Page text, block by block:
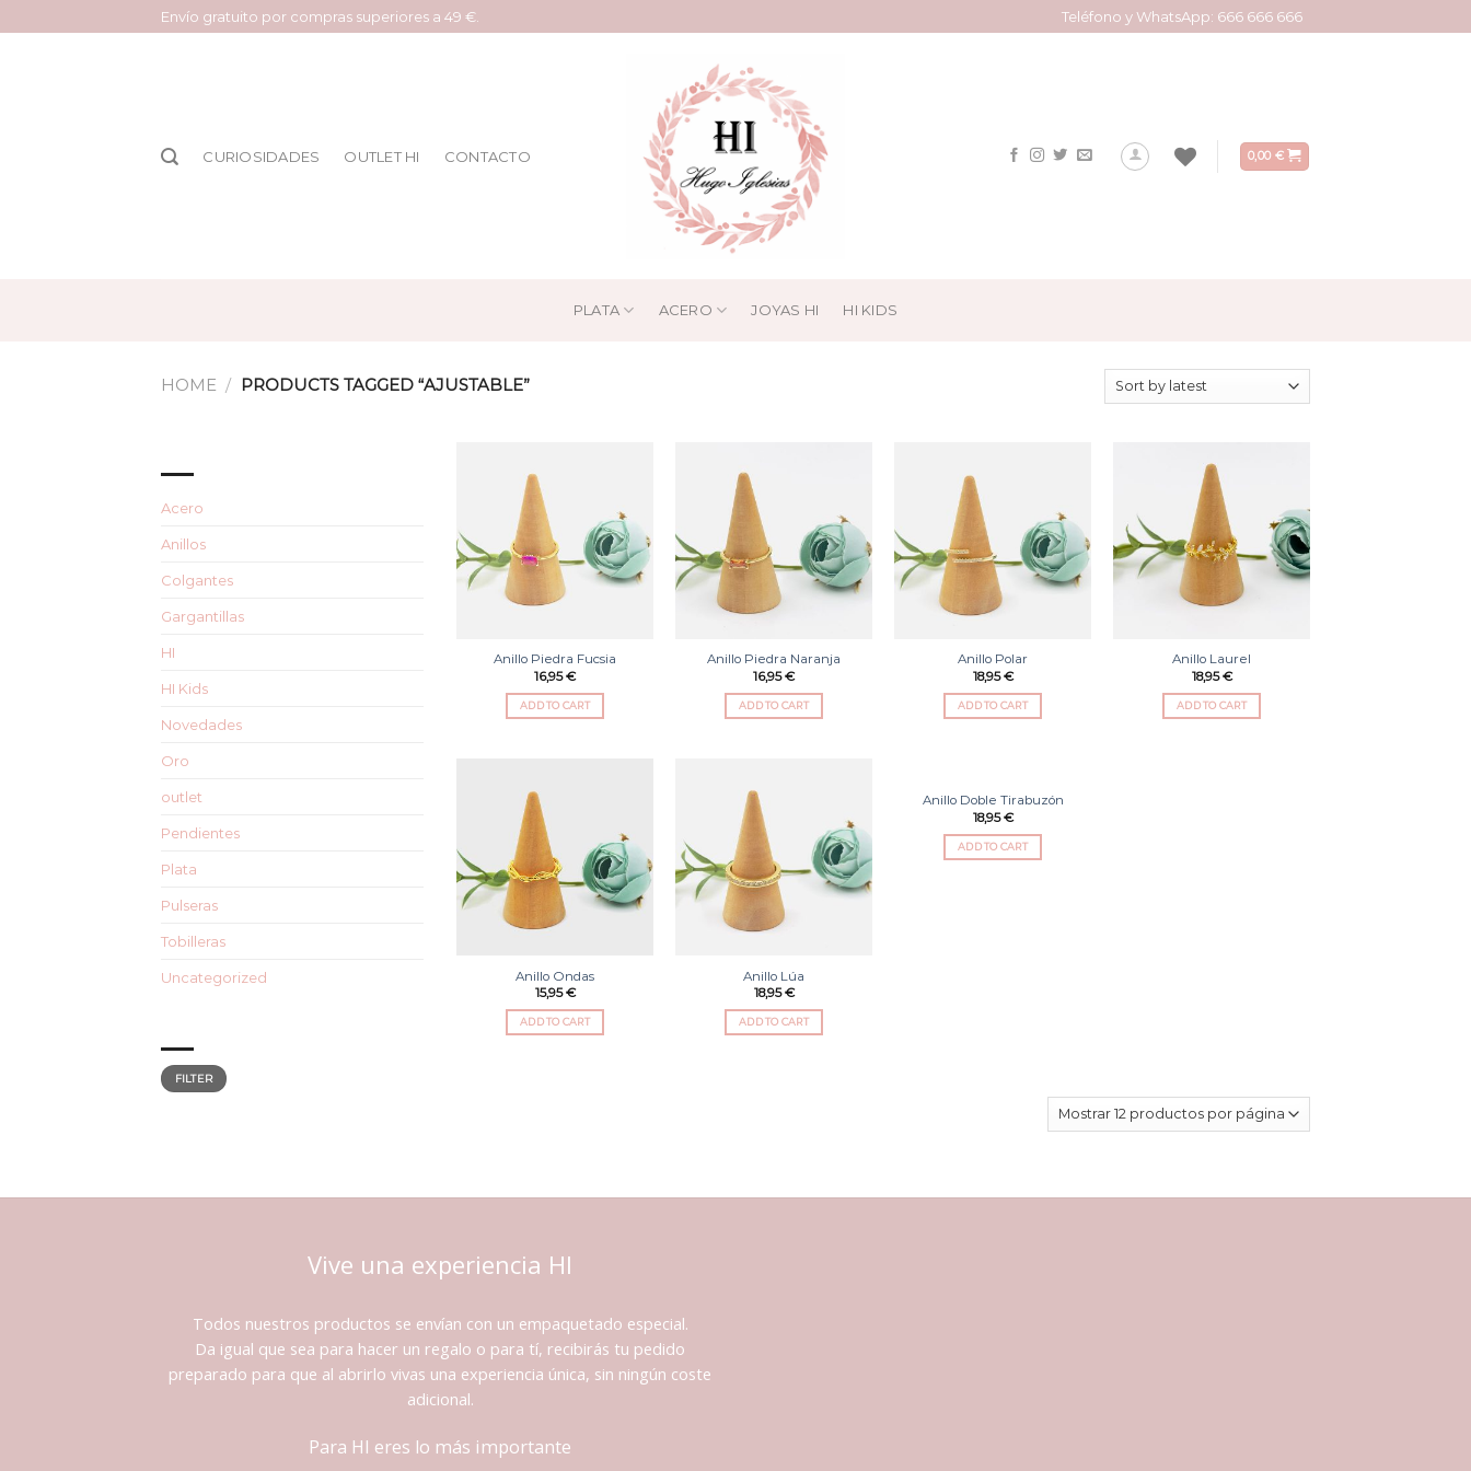
al
Envío gratuito por compras superiores a 49 €. Teléfono y WhatsApp: 666 666 666
CURIOSIDADES OUTLET HI CONTACTO 0,00 €
PLATA ACERO JOYAS HI HI KIDS
HOME / PRODUCTS TAGGED “AJUSTABLE”
Acero
Anillos
Colgantes
Gargantillas
HI
HI Kids
Novedades
Oro
outlet
Pendientes
Plata
Pulseras
Tobilleras
Uncategorized
Min
price
Max
priceFILTER
lista
de
deseos
Anillo Piedra Fucsia
16,95€
ADD TO CART
lista
de
deseos
Anillo Piedra Naranja
16,95€
ADD TO CART
lista
de
deseos
Anillo Polar
18,95€
ADD TO CART
lista
de
deseos
Anillo Laurel
18,95€
ADD TO CART
lista
de
deseos
Anillo Ondas
15,95€
ADD TO CART
a la
lista
de
deseos
Anillo Lúa
18,95€
ADD TO CART
deseos
Anillo Doble Tirabuzón
18,95€
ADD TO CART
Vive una experiencia HI
Todos nuestros productos se envían con un empaquetado especial.
Da igual que sea para hacer un regalo o para tí, recibirás tu pedido
preparado para que al abrirlo vivas una experiencia única, sin ningún coste
adicional.
Para HI eres lo más importante